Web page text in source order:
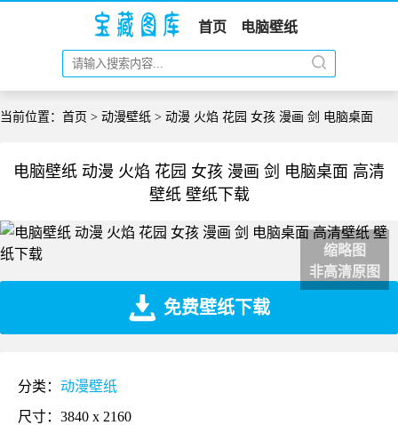
首页 电脑壁纸
当前位置： 首页 > 动漫壁纸 > 动漫 火焰 花园 女孩 漫画 剑 电脑桌面
电脑壁纸 动漫 火焰 花园 女孩 漫画 剑 电脑桌面 高清
壁纸 壁纸下载
缩略图
非高清原图
免费壁纸下载
分类： 动漫壁纸
尺寸：3840 x 2160